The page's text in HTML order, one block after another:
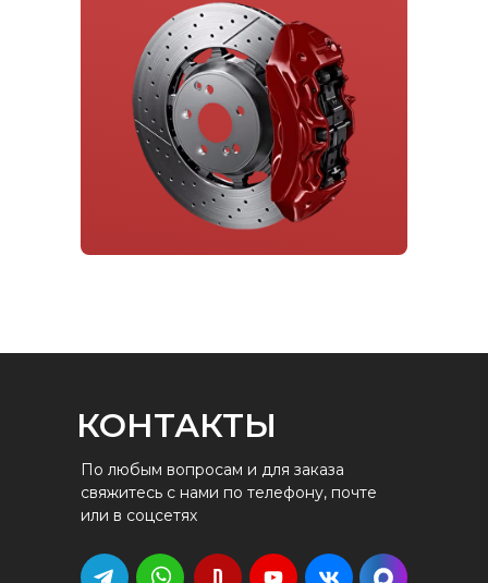
КОНТАКТЫ
По любым вопросам и для заказа
свяжитесь с нами по телефону, почте
или в соцсетях